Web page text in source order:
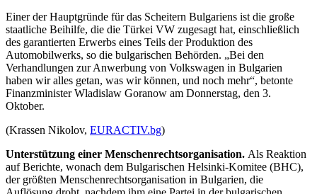
Einer der Hauptgründe für das Scheitern Bulgariens ist die große
staatliche Beihilfe, die die Türkei VW zugesagt hat, einschließlich
des garantierten Erwerbs eines Teils der Produktion des
Automobilwerks, so die bulgarischen Behörden. „Bei den
Verhandlungen zur Anwerbung von Volkswagen in Bulgarien
haben wir alles getan, was wir können, und noch mehr“, betonte
Finanzminister Wladislaw Goranow am Donnerstag, den 3.
Oktober.
(Krassen Nikolov, EURACTIV.bg)
Unterstützung einer Menschenrechtsorganisation. Als Reaktion
auf Berichte, wonach dem Bulgarischen Helsinki-Komitee (BHC),
der größten Menschenrechtsorganisation in Bulgarien, die